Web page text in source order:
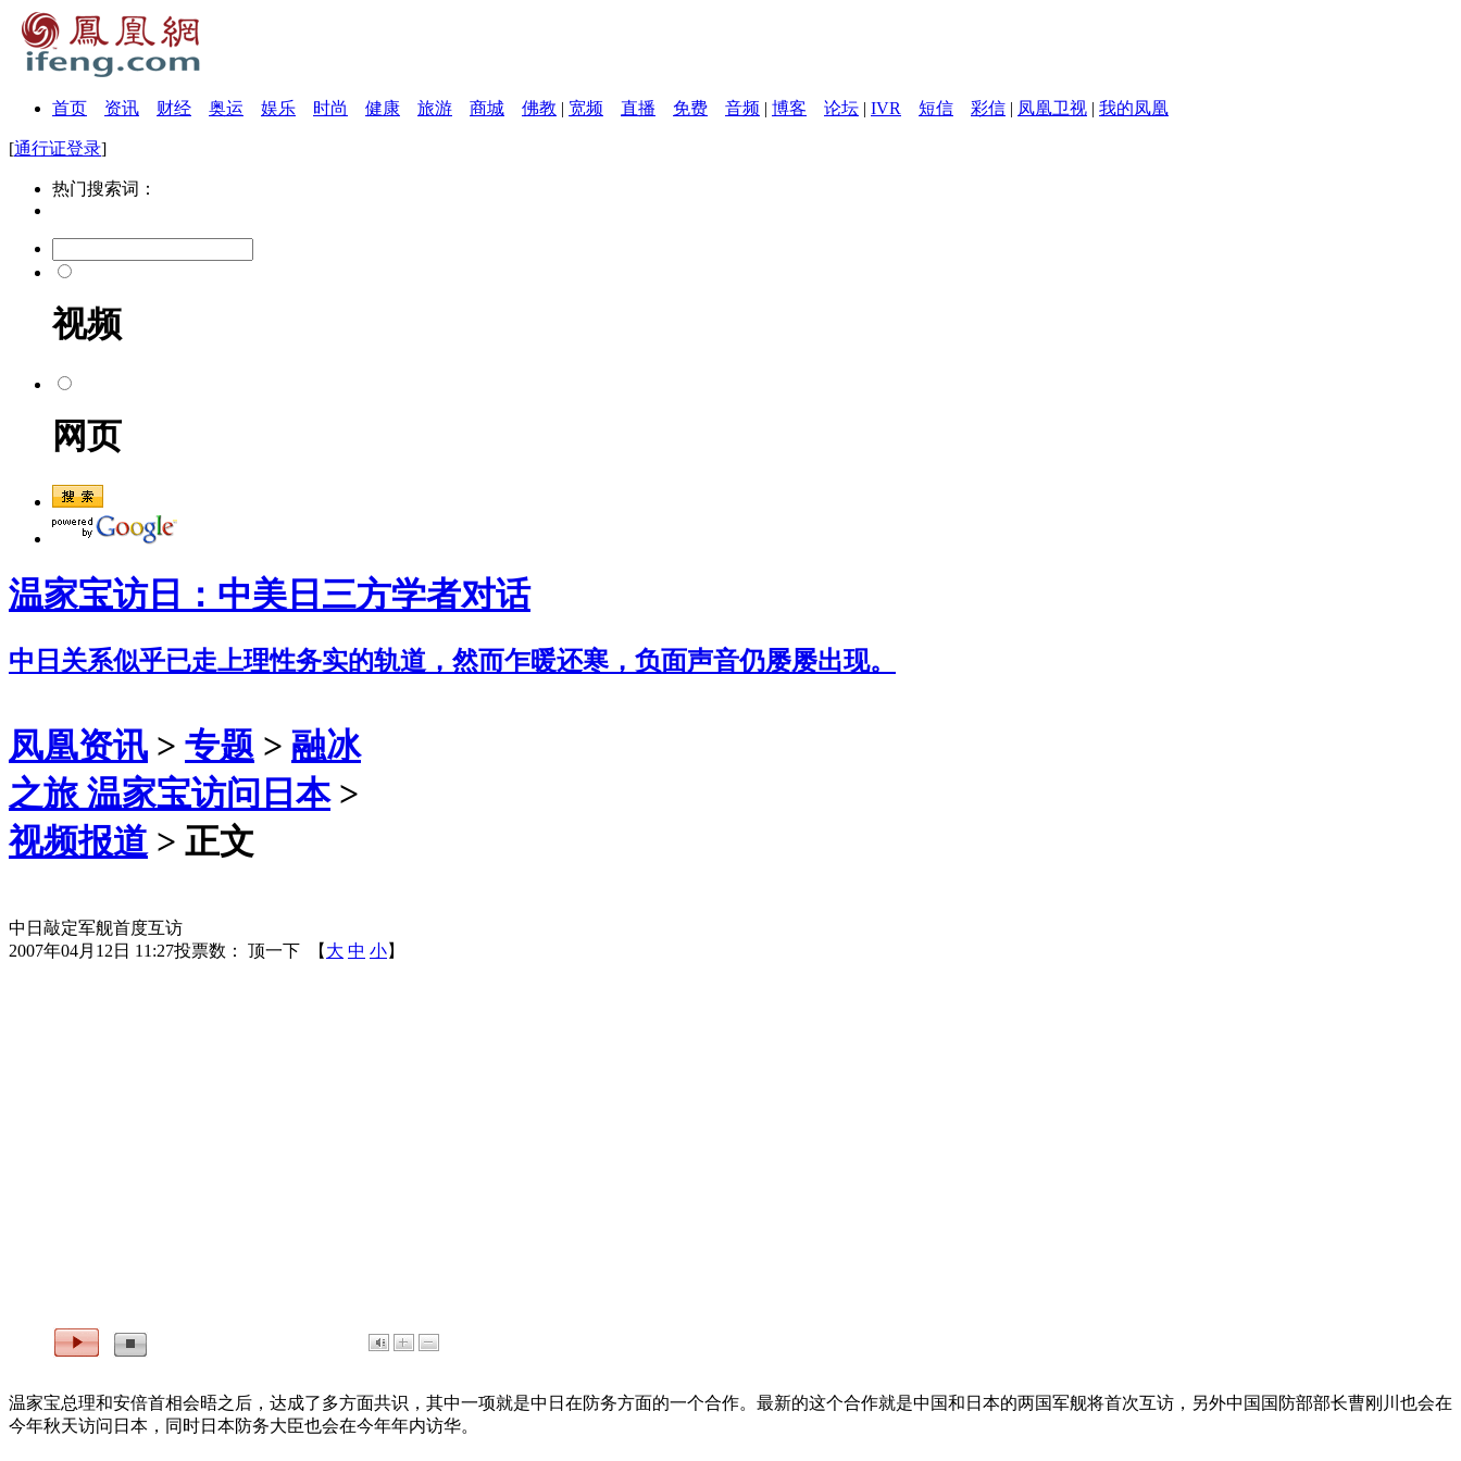
首页 资讯 财经 奥运 娱乐 时尚 健康 旅游 商城 佛教 | 宽频 直播 免费 音频 | 博客 论坛 | IVR 短信 彩信 | 凤凰卫视 | 我的凤凰
[通行证登录]
热门搜索词：
视频
网页
温家宝访日：中美日三方学者对话
中日关系似乎已走上理性务实的轨道，然而乍暖还寒，负面声音仍屡屡出现。
凤凰资讯 > 专题 > 融冰
之旅 温家宝访问日本>
视频报道 > 正文
中日敲定军舰首度互访
2007年04月12日 11:27投票数： 顶一下 【 大 中 小】
温家宝总理和安倍首相会晤之后，达成了多方面共识，其中一项就是中日在防务方面的一个合作。最新的这个合作就是中国和日本的两国军舰将首次互访，另外中国国防部部长曹刚川也会在
今年秋天访问日本，同时日本防务大臣也会在今年年内访华。